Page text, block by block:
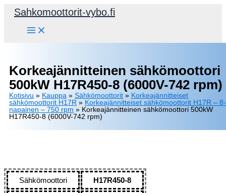
Siirry
Sahkomoottorit-vybo.fi
Korkeajännitteinen sähkömoottori
500kW H17R450-8 (6000V-742 rpm)
Kotisivu » Kauppa » Sähkömoottorit » Korkeajännitteiset
sähkömoottorit H17R » Korkeajännitteiset sähkömoottorit H17R – 8-
napainen – 750 rpm » Korkeajännitteinen sähkömoottori 500kW
H17R450-8 (6000V-742 rpm)
Sähkömoottori H17R450-8